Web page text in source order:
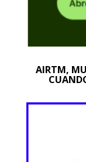
AIRTM,